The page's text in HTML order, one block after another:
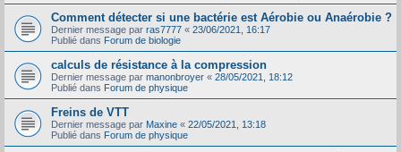
Comment détecter si une bactérie est Aérobie ou Anaérobie ?
Dernier message par ras7777 « 23/06/2021, 16:17
Publié dans Forum de biologie
calculs de résistance à la compression
Dernier message par manonbroyer « 28/05/2021, 18:12
Publié dans Forum de physique
Freins de VTT
Dernier message par Maxine « 22/05/2021, 13:18
Publié dans Forum de physique